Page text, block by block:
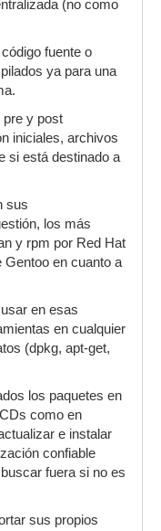
(no como
fuente o
ya para una
pre y post
iniciales, archivos
si está destinado a
sus
los más
y rpm por Red Hat
Gentoo en cuanto a
en esas
en cualquier
(dpkg, apt-get,
los paquetes en
como en
e instalar
confiable
fuera si no es
sus propios